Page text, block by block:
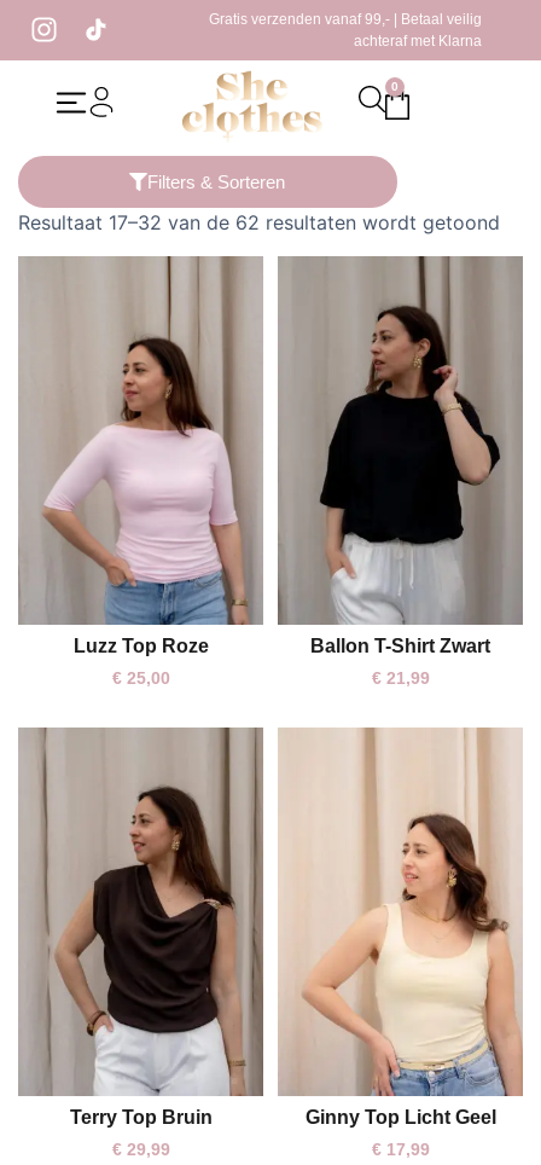
Gratis verzenden vanaf 99,- | Betaal veilig
achteraf met Klarna
0
Producten getagged “top”
Filters & Sorteren
Resultaat 17–32 van de 62 resultaten wordt getoond
One size
Luzz Top Roze
€25,00
One size
Ballon T-Shirt Zwart
€21,99
S/M
Terry Top Bruin
€29,99
One size
Ginny Top Licht Geel
€17,99